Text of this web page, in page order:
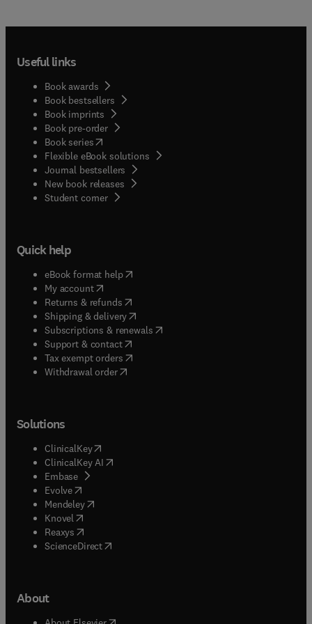
Useful links
Book awards
Book bestsellers
Book imprints
Book pre-order
Book series(opens in new tab/window
Flexible eBook solutions
Journal bestsellers
New book releases
Student corner( opens in new tab/window
Quick help
eBook format help( opens in new tab/window
My account( opens in new tab/window
Returns & refunds( opens in new tab/window
Shipping & delivery(opens in new tab/window
Subscriptions & renewals( opens in new tab/window
Support & contact( opens in new tab/window
Tax exempt orders( opens in new tab/window
Withdrawal order
Solutions
ClinicalKey(opens in new tab/window
ClinicalKey AI opens in new tab/window
Embase( opens in new tab/window
Evolve(opens in new tab/window
Mendeley( opens in new tab/window
Knovel (opens in new tab/window
Reaxys (opens in new tab/window
ScienceDirect(opens in new tab/window
About